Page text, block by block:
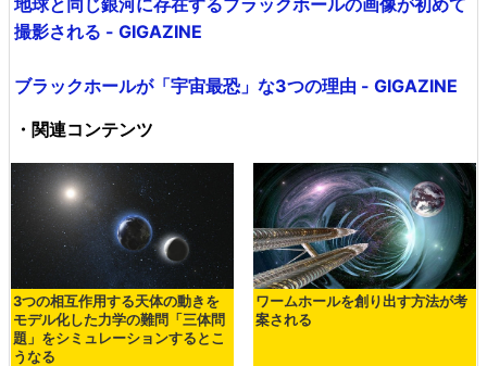
撮影される - GIGAZINE
ブラックホールが「宇宙最恐」な3つの理由 - GIGAZINE
・関連コンテンツ
3つの相互作用する天体の動きを
モデル化した力学の難問「三体問
題」をシミュレーションするとこ
うなる
ワームホールを創り出す方法が考
案される